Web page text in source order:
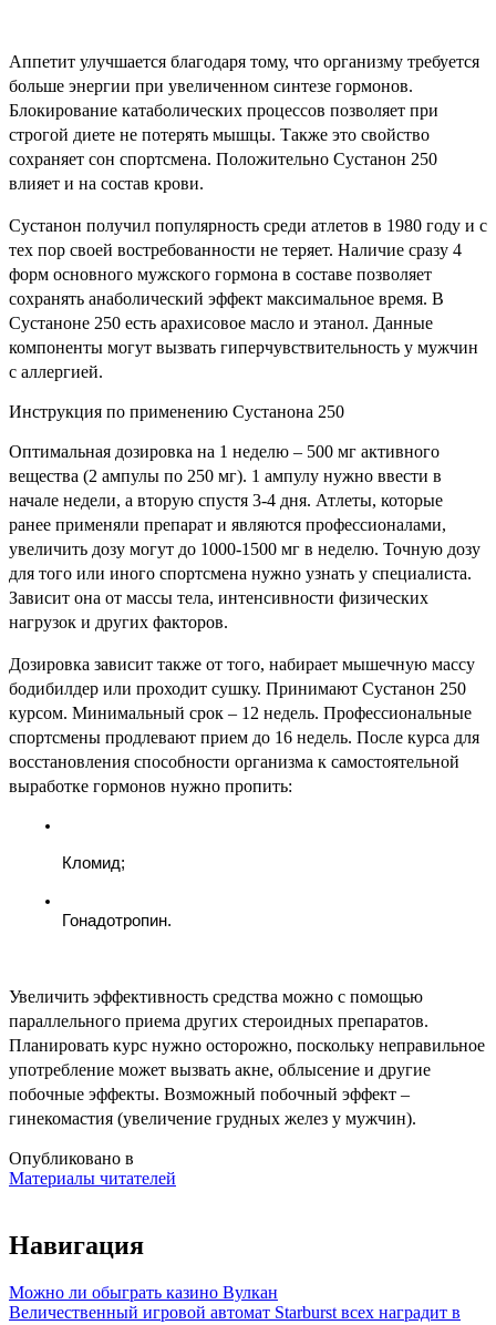
Аппетит улучшается благодаря тому, что организму требуется
больше энергии при увеличенном синтезе гормонов.
Блокирование катаболических процессов позволяет при
строгой диете не потерять мышцы. Также это свойство
сохраняет сон спортсмена. Положительно Сустанон 250
влияет и на состав крови.
Сустанон получил популярность среди атлетов в 1980 году и с
тех пор своей востребованности не теряет. Наличие сразу 4
форм основного мужского гормона в составе позволяет
сохранять анаболический эффект максимальное время. В
Сустаноне 250 есть арахисовое масло и этанол. Данные
компоненты могут вызвать гиперчувствительность у мужчин
с аллергией.
Инструкция по применению Сустанона 250
Оптимальная дозировка на 1 неделю – 500 мг активного
вещества (2 ампулы по 250 мг). 1 ампулу нужно ввести в
начале недели, а вторую спустя 3-4 дня. Атлеты, которые
ранее применяли препарат и являются профессионалами,
увеличить дозу могут до 1000-1500 мг в неделю. Точную дозу
для того или иного спортсмена нужно узнать у специалиста.
Зависит она от массы тела, интенсивности физических
нагрузок и других факторов.
Дозировка зависит также от того, набирает мышечную массу
бодибилдер или проходит сушку. Принимают Сустанон 250
курсом. Минимальный срок – 12 недель. Профессиональные
спортсмены продлевают прием до 16 недель. После курса для
восстановления способности организма к самостоятельной
выработке гормонов нужно пропить:
Кломид;
Гонадотропин.
Увеличить эффективность средства можно с помощью
параллельного приема других стероидных препаратов.
Планировать курс нужно осторожно, поскольку неправильное
употребление может вызвать акне, облысение и другие
побочные эффекты. Возможный побочный эффект –
гинекомастия (увеличение грудных желез у мужчин).
Опубликовано в
Материалы читателей
Навигация
Можно ли обыграть казино Вулкан
Величественный игровой автомат Starburst всех наградит в